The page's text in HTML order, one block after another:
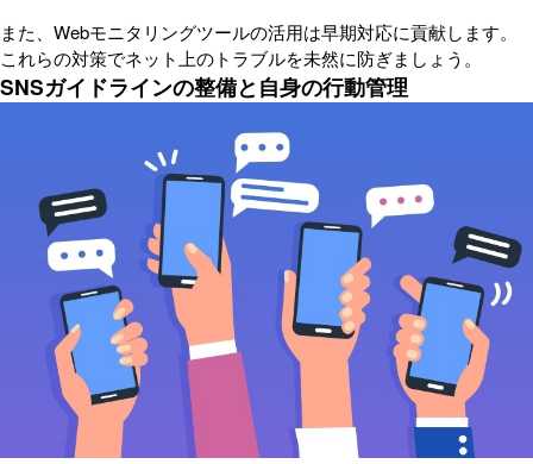
また、Webモニタリングツールの活用は早期対応に貢献します。
これらの対策でネット上のトラブルを未然に防ぎましょう。
SNSガイドラインの整備と自身の行動管理